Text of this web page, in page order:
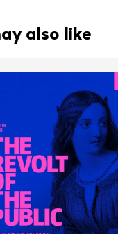
also like